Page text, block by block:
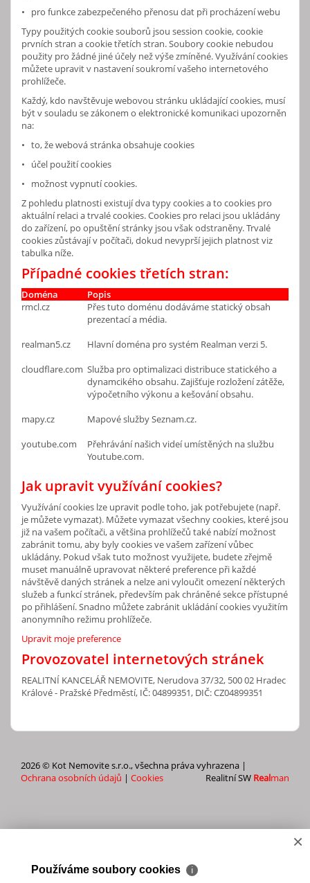
• pro funkce zabezpečeného přenosu dat při procházení webu
Typy použitých cookie souborů jsou session cookie, cookie
prvních stran a cookie třetích stran. Soubory cookie nebudou
použity pro žádné jiné účely než výše zmíněné. Využívání cookies
můžete upravit v nastavení soukromí vašeho internetového
prohlížeče.
Každý, kdo navštěvuje webovou stránku ukládající cookies, musí
být v souladu se zákonem o elektronické komunikaci upozorněn
na:
• to, že webová stránka obsahuje cookies
• účel použití cookies
• možnost vypnutí cookies.
Z pohledu platnosti existují dva typy cookies a to cookies pro
aktuální relaci a trvalé cookies. Cookies pro relaci jsou ukládány
do zařízení, po opuštění stránky jsou však odstraněny. Trvalé
cookies zůstávají v počítači, dokud nevyprší jejich platnost viz
tabulka níže.
Případné cookies třetích stran:
Doména
Popis
rmcl.cz
Přes tuto doménu dodáváme statický obsah
prezentací a média.
realman5.cz
Hlavní doména pro systém Realman verzi 5.
cloudflare.com Služba pro optimalizaci distribuce statického a
dynamcikého obsahu. Zajišťuje rozložení zátěže,
výpočetního výkonu a kešování obsahu.
mapy.cz
Mapové služby Seznam.cz.
youtube.com
Přehrávání našich videí umístěných na službu
Youtube.com.
Jak upravit využívání cookies?
Využívání cookies lze upravit podle toho, jak potřebujete (např.
je můžete vymazat). Můžete vymazat všechny cookies, které jsou
již na vašem počítači, a většina prohlížečů také nabízí možnost
zabránit tomu, aby byly cookies ve vašem zařízení vůbec
ukládány. Pokud však tuto možnost využijete, budete zřejmě
muset manuálně upravovat některé preference při každé
návštěvě daných stránek a nelze ani vyloučit omezení některých
služeb a funkcí stránek, především pak chráněné sekce přístupné
po přihlášení. Snadno můžete zabránit ukládání cookies využitím
anonymního režimu prohlížeče.
Upravit moje preference
Provozovatel internetových stránek
REALITNÍ KANCELÁŘ NEMOVITE, Nerudova 37/32, 500 02 Hradec
Králové - Pražské Předměstí, IČ: 04899351, DIČ: CZ04899351
2026 © Kot Nemovite s.r.o., všechna práva vyhrazena |
Ochrana osobních údajů | Cookies Realitní SW Realman
×
Používáme soubory cookies ℹ